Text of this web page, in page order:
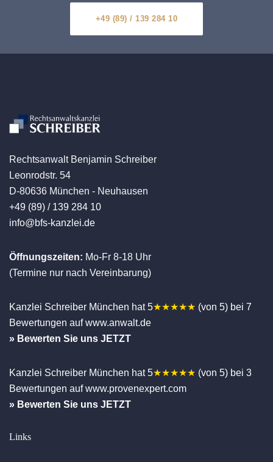
+49 (89) / 139 284 10
Rechtsanwalt Benjamin Schreiber
Leonrodstr. 54
D-80636 München - Neuhausen
+49 (89) / 139 284 10
info@bfs-kanzlei.de
Öffnungszeiten: Mo-Fr 8-18 Uhr
(Termine nur nach Vereinbarung)
Kanzlei Schreiber München hat 5★★★★★ (von 5) bei 7
Bewertungen auf www.anwalt.de
» Bewerten Sie uns JETZT
Kanzlei Schreiber München hat5★★★★★ (von 5) bei 3
Bewertungen auf www.provenexpert.com
» Bewerten Sie uns JETZT
Links